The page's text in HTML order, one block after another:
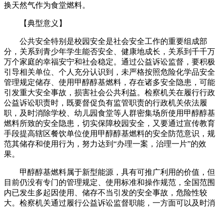
换天然气作为食堂燃料。
【典型意义】
公共安全特别是校园安全是社会安全工作的重要组成部
分，关系到青少年学生能否安全、健康地成长，关系到千千万
万个家庭的幸福安宁和社会稳定。通过公益诉讼监督，要积极
引导相关单位、个人充分认识到，未严格按照危险化学品安全
管理规定储存、使用甲醇醇基燃料，存在诸多安全隐患，可能
引发重大安全事故，损害社会公共利益。检察机关在履行行政
公益诉讼职责时，既要督促负有监管职责的行政机关依法履
职，及时消除学校、幼儿园食堂等人群密集场所使用甲醇醇基
燃料所致的安全隐患，切实保障校园安全，又要通过宣传教育
手段提高辖区餐饮单位使用甲醇醇基燃料的安全防范意识，规
范其储存和使用行为，努力达到“办理一案，治理一片”的效
果。
甲醇醇基燃料属于新型能源，具有可推广利用的价值，但
目前仍没有专门的管理规定、使用标准和操作规范，全国范围
内已发生多起因使用、储存不当引发的安全事故，危险性较
大。检察机关通过履行公益诉讼监督职能，一方面可以及时消